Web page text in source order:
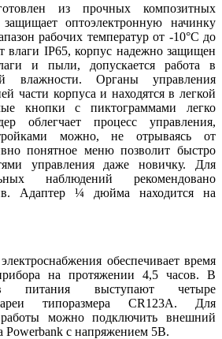
из прочных композитных
оптоэлектронную начинку
рабочих температур от -10°C до
влаги IP65, корпус надежно защищен
и пыли, допускается работа в
влажности. Органы управления
части корпуса и находятся в легкой
кнопки с пиктограммами легко
облегчает процесс управления,
можно, не отрываясь от
понятное меню позволит быстро
управления даже новичку. Для
наблюдений рекомендовано
Адаптер ¼ дюйма находится на
обеспечивает время
на протяжении 4,5 часов. В
питания выступают четыре
типоразмера CR123A. Для
можно подключить внешний
Powerbank с напряжением 5В.